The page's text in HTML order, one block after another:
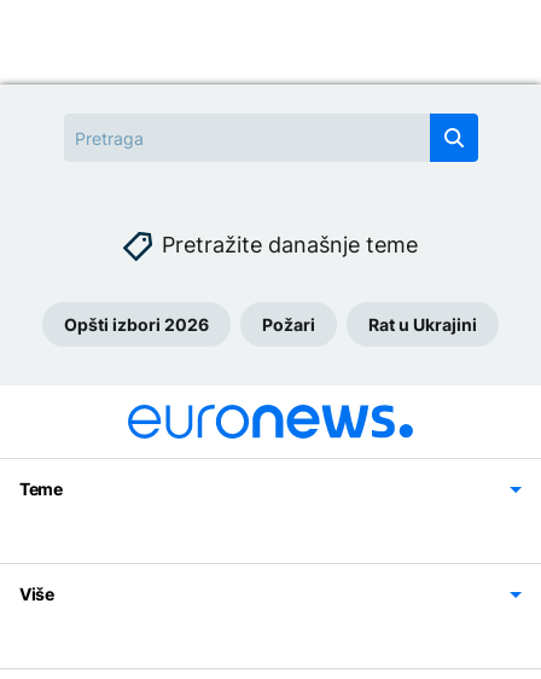
Pretražite današnje teme
Opšti izbori 2026 Požari Rat u Ukrajini
Teme
Svijet
Sport
Magazin
Više